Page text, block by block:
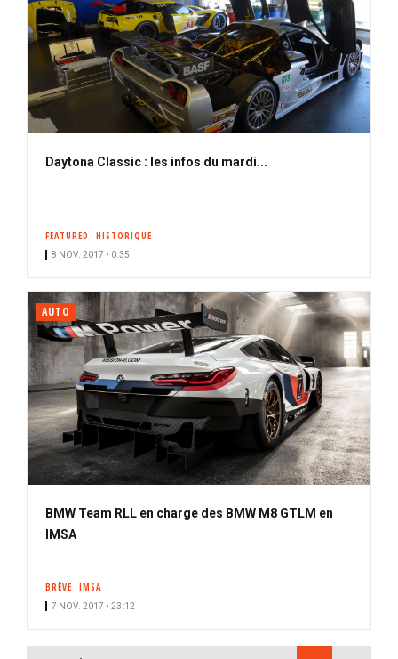
Daytona Classic : les infos du mardi...
FEATURED HISTORIQUE
8 NOV. 2017 • 0:35
AUTO
BMW Team RLL en charge des BMW M8 GTLM en
IMSA
BRÈVE IMSA
7 NOV. 2017 • 23:12